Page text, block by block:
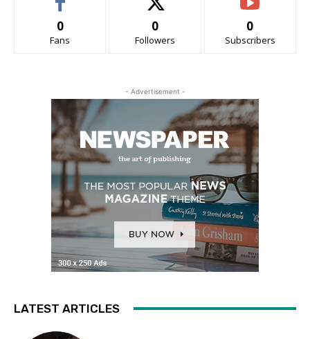
0
Fans
0
Followers
0
Subscribers
- Advertisement -
LATEST ARTICLES